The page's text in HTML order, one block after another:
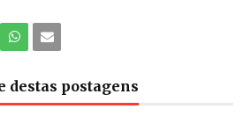
destas postagens